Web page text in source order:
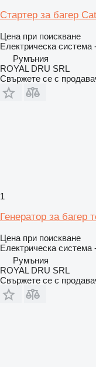
Стартер за багер
Цена при поискване
Електрическа система
Румъния
ROYAL DRU SRL
Свържете се с
1
Генератор за багер
Цена при поискване
Електрическа система
Румъния
ROYAL DRU SRL
Свържете се с